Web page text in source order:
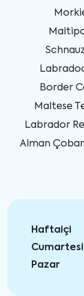
Border
Maltese
Labrador
Alman
Haftaiçi
Cumartesi
Pazar